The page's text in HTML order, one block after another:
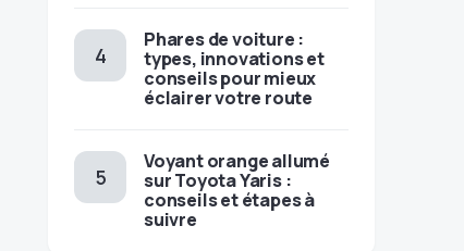
Phares de voiture :
types, innovations et
conseils pour mieux
éclairer votre route
Voyant orange allumé
sur Toyota Yaris :
conseils et étapes à
suivre